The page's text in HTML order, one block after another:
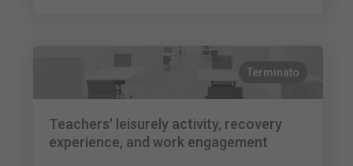
Terminato
Teachers' leisurely activity, recovery
experience, and work engagement